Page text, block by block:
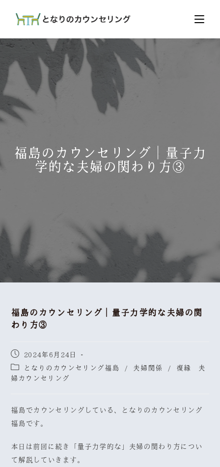
福島のカウンセリング｜量子力
学的な夫婦の関わり方③
福島のカウンセリング｜量子力学的な夫婦の関
わり方③
2024年6月24日
となりのカウンセリング福島
/ 夫婦関係 /
復縁 夫
婦カウンセリング
福島でカウンセリングしている、となりのカウンセリング
福島です。
本日は前回に続き「量子力学的な」夫婦の関わり方につい
て解説していきます。